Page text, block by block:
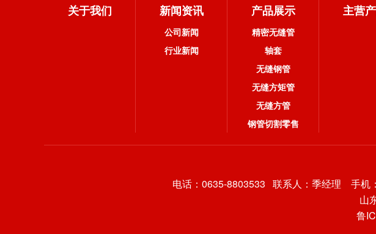
关于我们 新闻资讯
公司新闻
行业新闻
产品展示
精密无缝管
轴套
无缝钢管
无缝方矩管
无缝方管
钢管切割零售
主营
电话：0635-8803533 联系人：季经理 手机
山
鲁